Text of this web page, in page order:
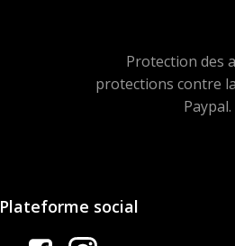
Protection des
protections contre
Paypal.
Plateforme social